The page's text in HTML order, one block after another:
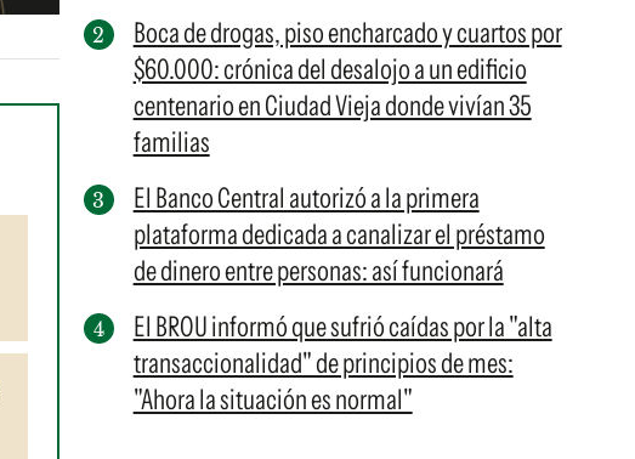
Boca de drogas, piso encharcado y cuartos por
$60.000: crónica del desalojo a un edificio
centenario en Ciudad Vieja donde vivían 35
familias
El Banco Central autorizó a la primera
plataforma dedicada a canalizar el préstamo
de dinero entre personas: así funcionará
El BROU informó que sufrió caídas por la "alta
transaccionalidad" de principios de mes:
"Ahora la situación es normal"